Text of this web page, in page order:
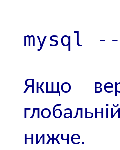
mysql
Якщо
нижче.